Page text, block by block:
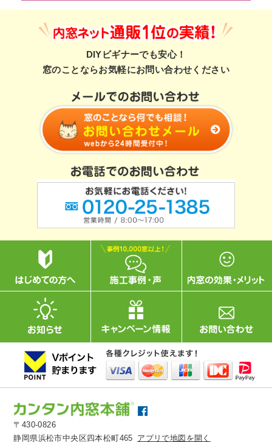
DIYビギナーでも安心！
窓のことならお気軽にお問い合わせください
〒430-0826
静岡県浜松市中央区四本松町465 アプリで地図を開く